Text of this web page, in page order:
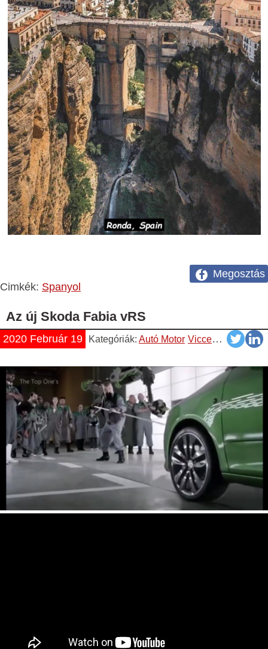
Megosztás
Cimkék: Spanyol
Az új Skoda Fabia vRS
2020 Február 19 Kategóriák: Autó Motor Vicces Videók